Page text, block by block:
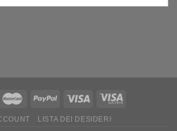
LISTA DEI DESIDERI